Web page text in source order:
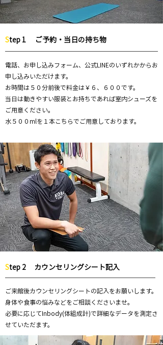
Step 1 ご予約・当日の持ち物
電話、お申し込みフォーム、公式LINEのいずれかからお
申し込みいただけます。
お時間は５０分前後で料金は￥６、６００です。
当日は動きやすい服装とお持ちであれば室内シューズを
ご用意ください。
​水５００mlを１本こちらでご用意しております。
Step 2 カウンセリングシート記入
ご来館後カウンセリングシートの記入をお願いします。
​身体や食事の悩みなどをご相談くださいませ。
必要に応じてInbody(体組成計)で詳細なデータを測定さ
せていただます。